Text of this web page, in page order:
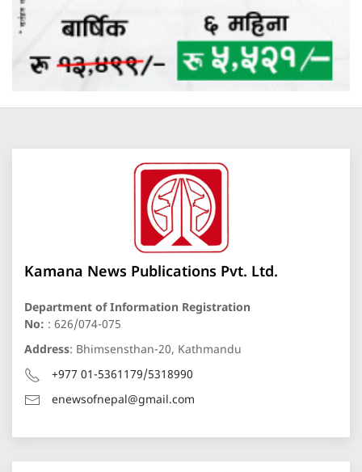
Kamana News Publications Pvt. Ltd.
Department of Information Registration
No: : 626/074-075
Address: Bhimsensthan-20, Kathmandu
+977 01-5361179/5318990
enewsofnepal@gmail.com